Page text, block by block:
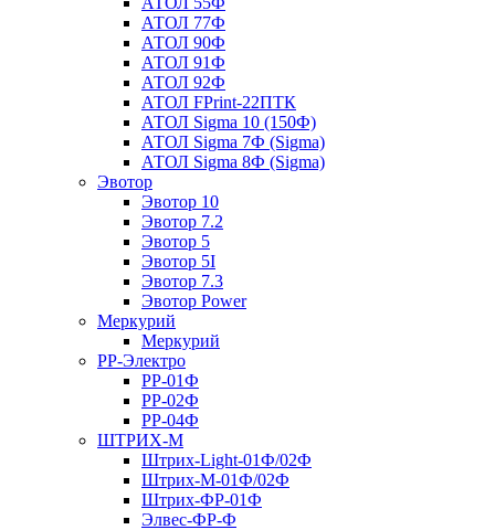
АТОЛ 77Ф
АТОЛ 90Ф
АТОЛ 91Ф
АТОЛ 92Ф
АТОЛ FPrint-22ПТК
АТОЛ Sigma 10 (150Ф)
АТОЛ Sigma 7Ф (Sigma)
АТОЛ Sigma 8Ф (Sigma)
Эвотор
Эвотор 10
Эвотор 7.2
Эвотор 5
Эвотор 5I
Эвотор 7.3
Эвотор Power
Меркурий
Меркурий
РР-Электро
РР-01Ф
РР-02Ф
РР-04Ф
ШТРИХ-М
Штрих-Light-01Ф/02Ф
Штрих-М-01Ф/02Ф
Штрих-ФР-01Ф
Элвес-ФР-Ф